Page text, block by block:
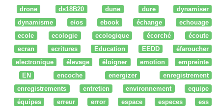
drone
ds18B20 dune dure
dynamiser
dynamisme
e/os ebook échange
echouage
ecole
ecologie ecologique écorché
écoute
ecran
ecritures Education EEDD
éfaroucher
electronique
élevage éloigner emotion
empreinte
EN
encoche energizer
enregistrement
enregistrements
entretien environnement
equipe
équipes
erreur error espace especes
ess